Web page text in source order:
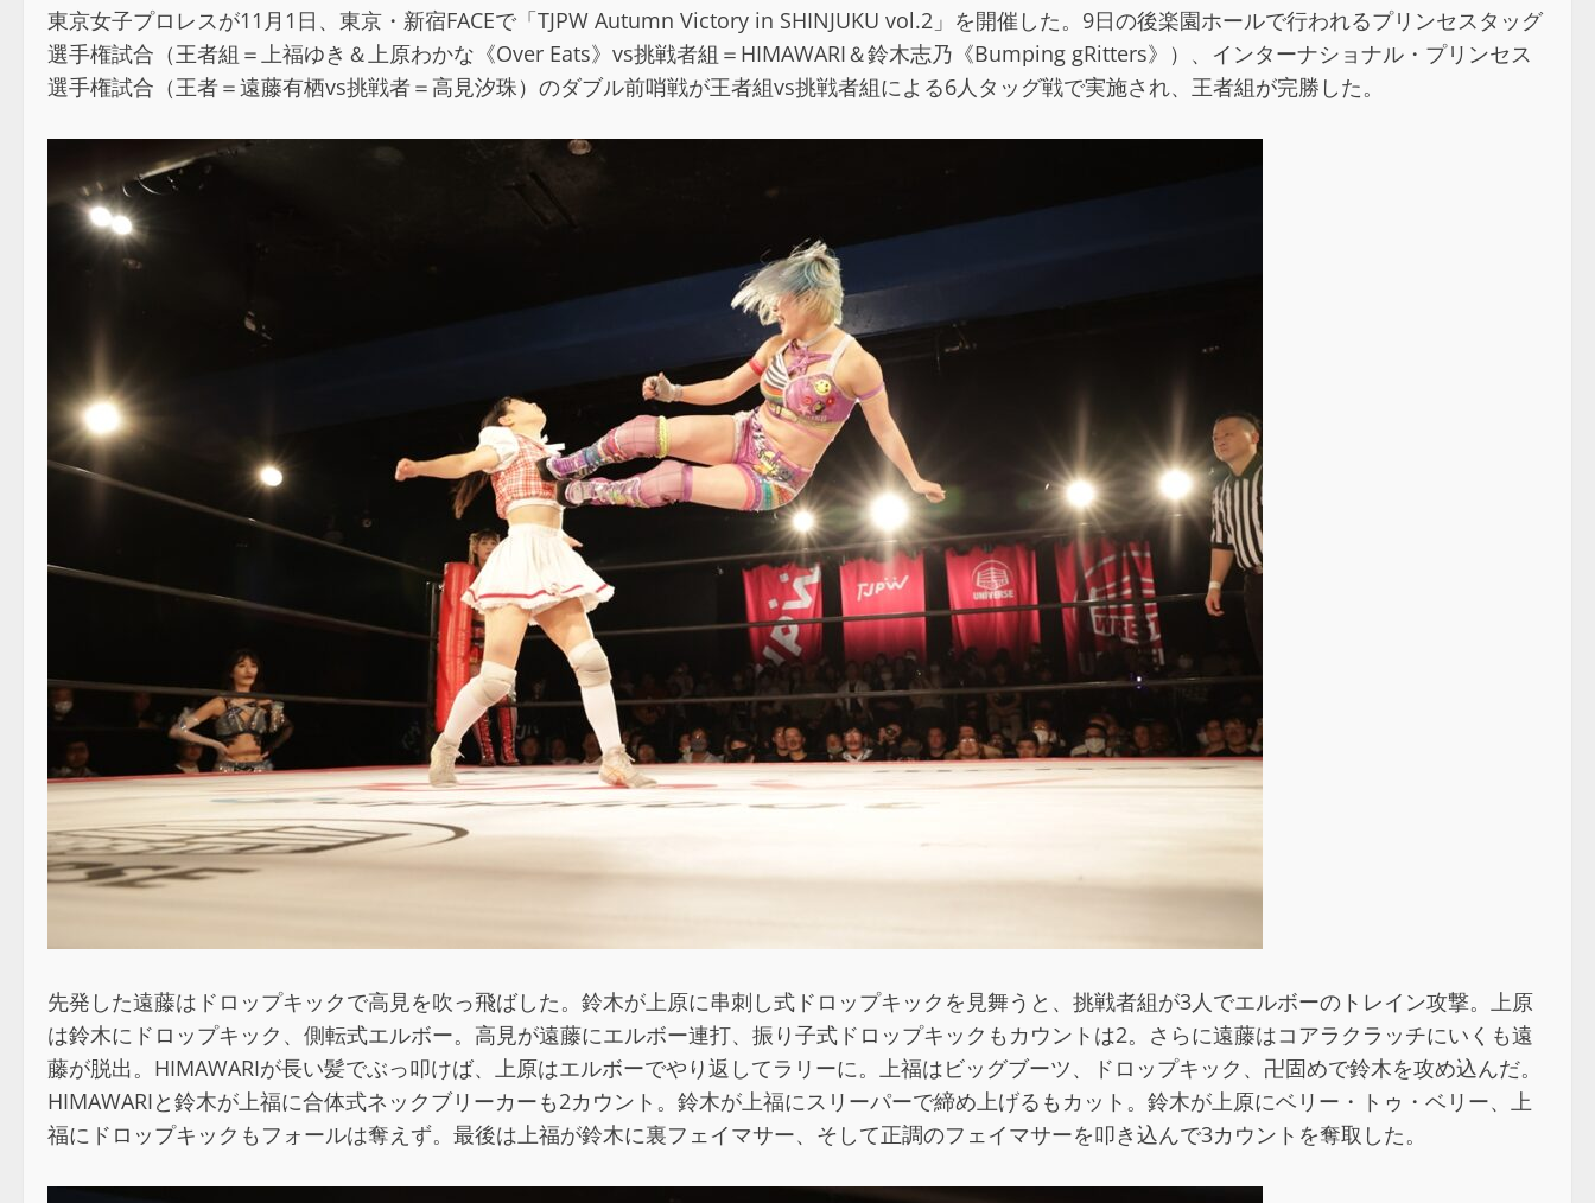
東京女子プロレスが11月1日、東京・新宿FACEで「TJPW Autumn Victory in SHINJUKU vol.2」を開催した。9日の後楽園ホールで行われるプリンセスタッグ
選手権試合（王者組＝上福ゆき＆上原わかな《Over Eats》vs挑戦者組＝HIMAWARI＆鈴木志乃《Bumping gRitters》）、インターナショナル・プリンセス
選手権試合（王者＝遠藤有栖vs挑戦者＝高見汐珠）のダブル前哨戦が王者組vs挑戦者組による6人タッグ戦で実施され、王者組が完勝した。
先発した遠藤はドロップキックで高見を吹っ飛ばした。鈴木が上原に串刺し式ドロップキックを見舞うと、挑戦者組が3人でエルボーのトレイン攻撃。上原
は鈴木にドロップキック、側転式エルボー。高見が遠藤にエルボー連打、振り子式ドロップキックもカウントは2。さらに遠藤はコアラクラッチにいくも遠
藤が脱出。HIMAWARIが長い髪でぶっ叩けば、上原はエルボーでやり返してラリーに。上福はビッグブーツ、ドロップキック、卍固めで鈴木を攻め込んだ。
HIMAWARIと鈴木が上福に合体式ネックブリーカーも2カウント。鈴木が上福にスリーパーで締め上げるもカット。鈴木が上原にベリー・トゥ・ベリー、上
福にドロップキックもフォールは奪えず。最後は上福が鈴木に裏フェイマサー、そして正調のフェイマサーを叩き込んで3カウントを奪取した。